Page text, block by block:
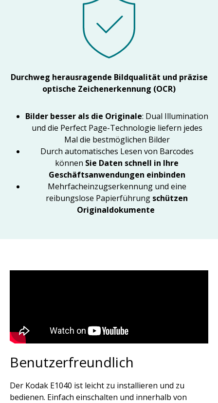
Durchweg herausragende Bildqualität und präzise
optische Zeichenerkennung (OCR)
Bilder besser als die Originale: Dual Illumination
und die Perfect Page-Technologie liefern jedes
Mal die bestmöglichen Bilder
Durch automatisches Lesen von Barcodes
können Sie Daten schnell in Ihre
Geschäftsanwendungen einbinden
Mehrfacheinzugserkennung und eine
reibungslose Papierführung schützen
Originaldokumente
Benutzerfreundlich
Der Kodak E1040 ist leicht zu installieren und zu
bedienen. Einfach einschalten und innerhalb von